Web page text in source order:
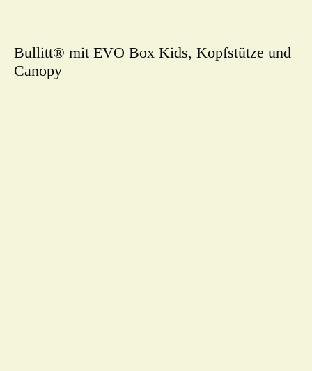
Bullitt® mit EVO Box Kids, Kopfstütze und
Canopy